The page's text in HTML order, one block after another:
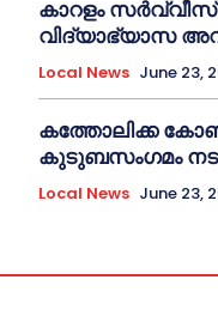
കാറളം
വിദ്യാഭ്യാസ
Local News June 23,
കത്തോലിക്ക
കുടുബസംഗമം
Local News June 23,